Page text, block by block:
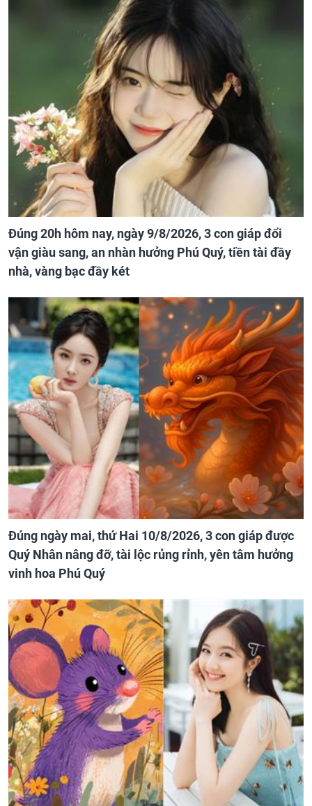
Đúng 20h hôm nay, ngày 9/8/2026, 3 con giáp đổi
vận giàu sang, an nhàn hưởng Phú Quý, tiền tài đầy
nhà, vàng bạc đầy két
Đúng ngày mai, thứ Hai 10/8/2026, 3 con giáp được
Quý Nhân nâng đỡ, tài lộc rủng rỉnh, yên tâm hưởng
vinh hoa Phú Quý